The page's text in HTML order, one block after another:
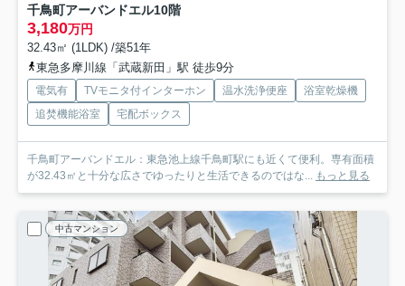
千鳥町アーバンドエル10階
3,180万円
32.43㎡ (1LDK) /築51年
東急多摩川線「武蔵新田」駅 徒歩9分
電気有 TVモニタ付インターホン 温水洗浄便座
浴室乾燥機
追焚機能浴室
宅配ボックス
千鳥町アーバンドエル：東急池上線千鳥町駅にも近くて便利。専有面積
が32.43㎡と十分な広さでゆったりと生活できるのではな...
もっと見る
中古マンション